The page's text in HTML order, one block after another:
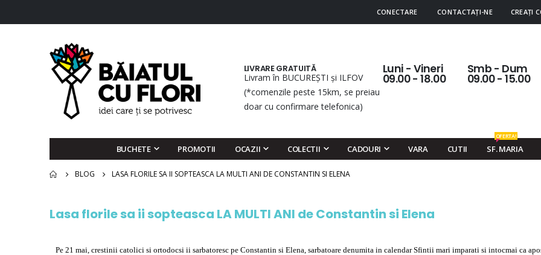
CONECTARE CONTACTAȚI-NE CREAȚI
LIVRARE GRATUITĂ
Livram în BUCUREȘTI și ILFOV
(*comenzile peste 15km, se preiau
doar cu confirmare telefonica)
Luni - Vineri
09.00 - 18.00
Smb - Dum
09.00 - 15.00
BUCHETE PROMOTII OCAZII COLECTII CADOURI VARA CUTII SF. MARIA
OFERTA!
BLOG LASA FLORILE SA II SOPTEASCA LA MULTI ANI DE CONSTANTIN SI ELENA
Lasa florile sa ii sopteasca LA MULTI ANI de Constantin si Elena
Pe 21 mai, crestinii catolici si ortodocsi ii sarbatoresc pe Constantin si Elena, sarbatoare denumita in calendar Sfintii mari imparati si intocmai ca